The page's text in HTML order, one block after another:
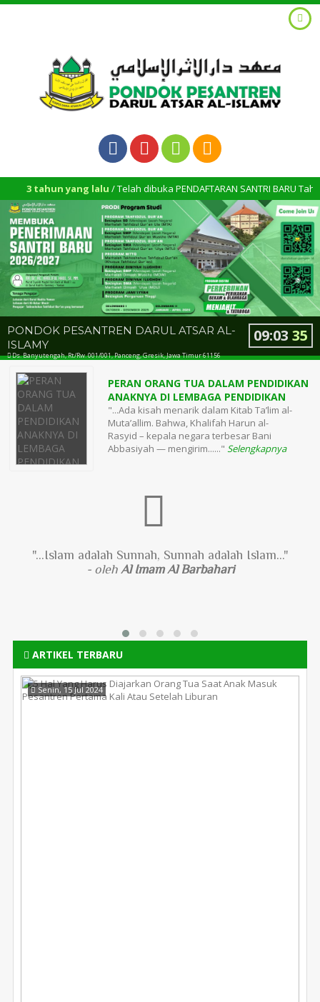
lalu/ Telah dibuka PENDAFTARAN SANTRI BARU Tahun Ajaran
PONDOK PESANTREN DARUL ATSAR AL-
ISLAMY
Ds. Banyutengah, Rt/Rw. 001/001, Panceng, Gresik, Jawa Timur 61156
09:03 35
PERAN ORANG TUA DALAM PENDIDIKAN
ANAKNYA DI LEMBAGA PENDIDIKAN
"...Ada kisah menarik dalam Kitab Ta’lim al-
Muta’allim. Bahwa, Khalifah Harun al-
Rasyid – kepala negara terbesar Bani
Abbasiyah — mengirim......" Selengkapnya
"...Islam adalah Sunnah, Sunnah adalah Islam..."
- oleh Al Imam Al Barbahari
ARTIKEL TERBARU
Senin, 15 Jul 2024